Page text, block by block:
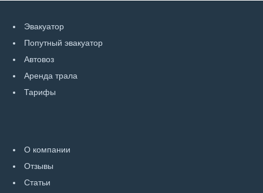
Эвакуатор
Попутный эвакуатор
Автовоз
Аренда трала
Тарифы
О компании
Отзывы
Статьи